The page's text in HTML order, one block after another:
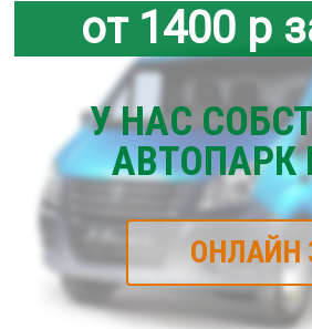
от 1400 р
У НАС
АВТОПАРК
ОНЛАЙН